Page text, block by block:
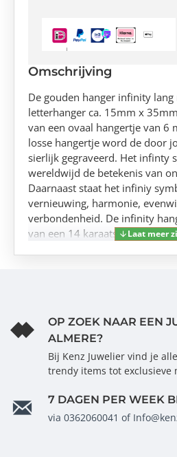
Omschrijving
De gouden hanger infinity
letterhanger ca. 15mm x
van een ovaal hangertje van 6
losse hangertje word de door
sierlijk gegraveerd. Het infinty
wereldwijd de betekenis van
Daarnaast staat het infiniy
vernieuwing, harmonie,
verbondenheid. De infinity
van een 14 karaats gouden
OP ZOEK NAAR EEN
ALMERE?
Bij Kenz Juwelier vind je
trendy items tot exclusieve
7 DAGEN PER WEEK
via 0362060041 of